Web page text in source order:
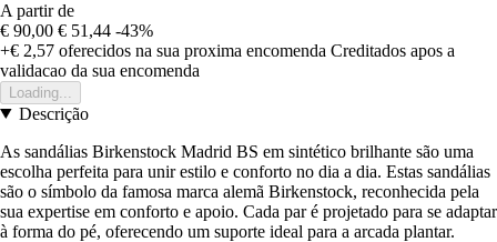
A partir de
€ 90,00 € 51,44 -43%
+€ 2,57 oferecidos na sua proxima encomenda Creditados apos a
validacao da sua encomenda
Loading...
Descrição
As sandálias Birkenstock Madrid BS em sintético brilhante são uma
escolha perfeita para unir estilo e conforto no dia a dia. Estas sandálias
são o símbolo da famosa marca alemã Birkenstock, reconhecida pela
sua expertise em conforto e apoio. Cada par é projetado para se adaptar
à forma do pé, oferecendo um suporte ideal para a arcada plantar.